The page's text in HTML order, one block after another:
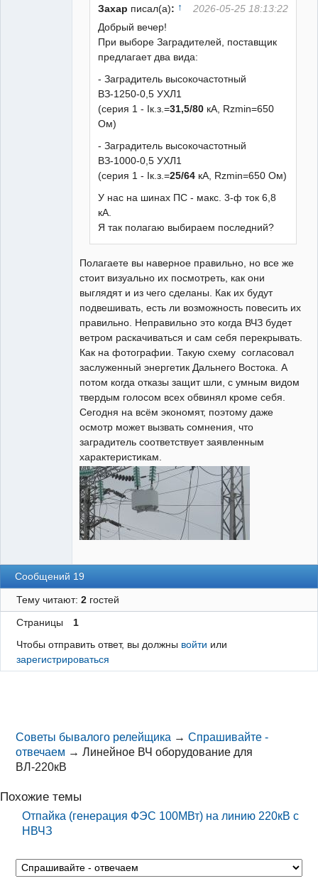
Захар писал(а): ↑
2026-05-25 18:13:22
Добрый вечер!
При выборе Заградителей, поставщик
предлагает два вида:
- Заградитель высокочастотный
ВЗ-1250-0,5 УХЛ1
(серия 1 - Iк.з.=31,5/80 кА, Rzmin=650
Ом)
- Заградитель высокочастотный
ВЗ-1000-0,5 УХЛ1
(серия 1 - Iк.з.=25/64 кА, Rzmin=650 Ом)
У нас на шинах ПС - макс. 3-ф ток 6,8
кА.
Я так полагаю выбираем последний?
Полагаете вы наверное правильно, но все же
стоит визуально их посмотреть, как они
выглядят и из чего сделаны. Как их будут
подвешивать, есть ли возможность повесить их
правильно. Неправильно это когда ВЧЗ будет
ветром раскачиваться и сам себя перекрывать.
Как на фотографии. Такую схему согласовал
заслуженный энергетик Дальнего Востока. А
потом когда отказы защит шли, с умным видом
твердым голосом всех обвинял кроме себя.
Сегодня на всём экономят, поэтому даже
осмотр может вызвать сомнения, что
заградитель соответствует заявленным
характеристикам.
Сообщений 19
Тему читают: 2гостей
Страницы
1
Чтобы отправить ответ, вы должны войти или
зарегистрироваться
Советы бывалого релейщика →Спрашивайте -
отвечаем →Линейное ВЧ оборудование для
ВЛ-220кВ
Похожие темы
Отпайка (генерация ФЭС 100МВт) на линию 220кВ с
НВЧЗ